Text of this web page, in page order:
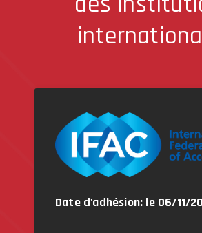
Date d'adhésion: le 06/11/